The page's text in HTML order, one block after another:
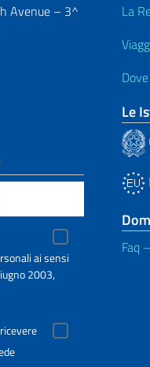
Avenue – 3^
ai sensi
2003,
La
Le
Faq